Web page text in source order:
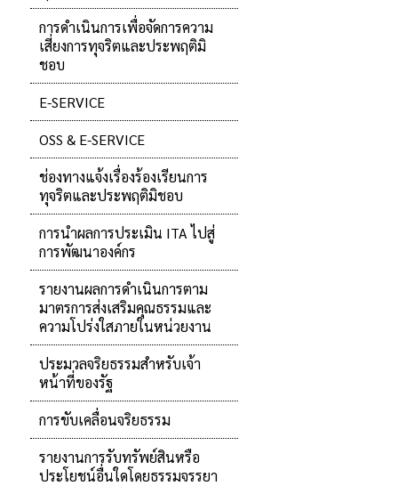
การดำเนินการเพื่อจัดการความ
เสี่ยงการทุจริตและประพฤติมิ
ชอบ
E-SERVICE
OSS & E-SERVICE
ช่องทางแจ้งเรื่องร้องเรียนการ
ทุจริตและประพฤติมิชอบ
การนำผลการประเมิน ITA ไปสู่
การพัฒนาองค์กร
รายงานผลการดำเนินการตาม
มาตรการส่งเสริมคุณธรรมและ
ความโปร่งใสภายในหน่วยงาน
ประมวลจริยธรรมสำหรับเจ้า
หน้าที่ของรัฐ
การขับเคลื่อนจริยธรรม
รายงานการรับทรัพย์สินหรือ
ประโยชน์อื่นใดโดยธรรมจรรยา